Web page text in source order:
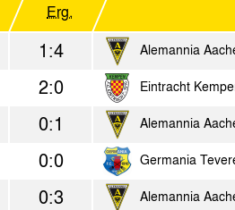
Erg.
1:4 Alemannia
2:0 Eintracht
0:1 Alemannia
0:0 Germania
0:3 Alemannia